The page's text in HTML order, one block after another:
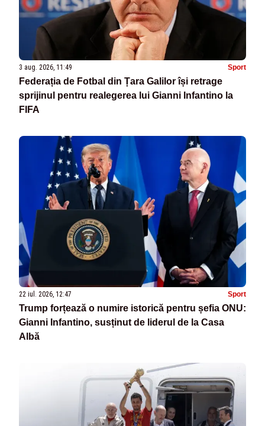
3 aug. 2026, 11:49 Sport
Federația de Fotbal din Țara Galilor își retrage
sprijinul pentru realegerea lui Gianni Infantino la
FIFA
22 iul. 2026, 12:47 Sport
Trump forțează o numire istorică pentru șefia ONU:
Gianni Infantino, susținut de liderul de la Casa
Albă